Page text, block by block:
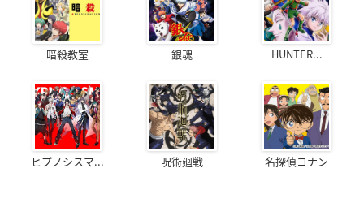
暗殺教室 銀魂 HUNTER...
ヒプノシスマ... 呪術廻戦 名探偵コナン